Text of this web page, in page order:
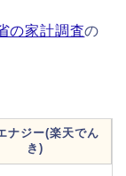
の家計調査の
ナジー(楽天でん
き)